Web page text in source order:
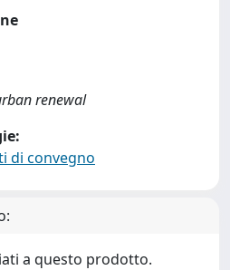
renewal
di convegno
a questo prodotto.